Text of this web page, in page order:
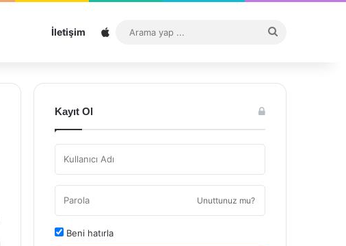
İletişim Sitemap
...
Kayıt Ol
Unuttunuz mu?
Beni hatırla